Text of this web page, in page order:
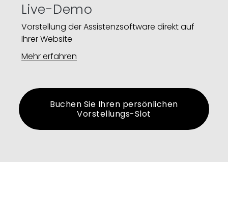
Live-Demo
Vorstellung der Assistenzsoftware direkt auf
Ihrer Website​
Mehr erfahren
Buchen Sie Ihren persönlichen
Vorstellungs-Slot